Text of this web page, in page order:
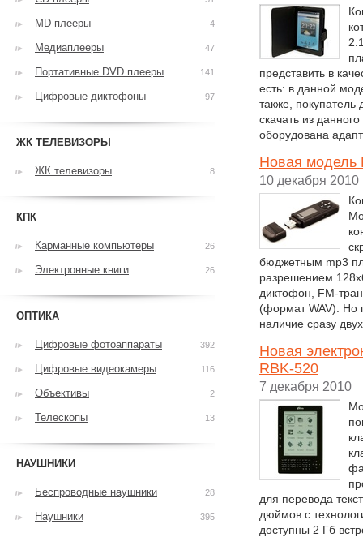
представить в
есть: в данной
также, покупатель
скачать из
оборудована
Новая модель
10 декабря 2010
бюджетным mp3
разрешением
диктофон, FM-
(формат WAV). Но
наличие сразу
Новая
RBK-520
7 декабря 2010
для перевода
дюймов с
доступны 2 Гб
MD плееры 4
Медиаплееры 47
Портативные DVD плееры 141
Цифровые диктофоны 97
ЖК ТЕЛЕВИЗОРЫ
ЖК телевизоры 8
КПК
Карманные компьютеры 26
Электронные книги 26
ОПТИКА
Цифровые фотоаппараты 392
Цифровые видеокамеры 116
Объективы 2
Телескопы 13
НАУШНИКИ
Беспроводные наушники 28
Наушники 395